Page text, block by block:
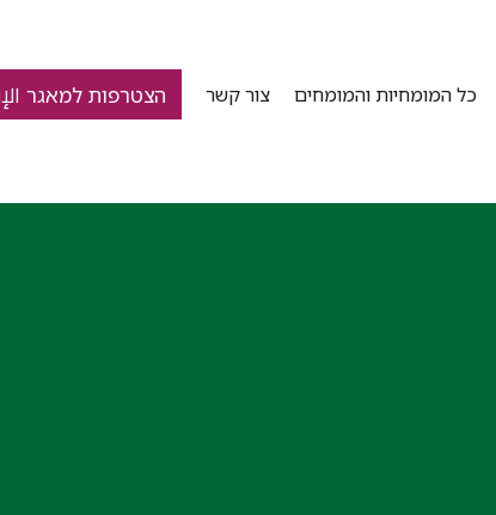
כל המומחיות והמומחים צור קשר הצטרפות למאגר